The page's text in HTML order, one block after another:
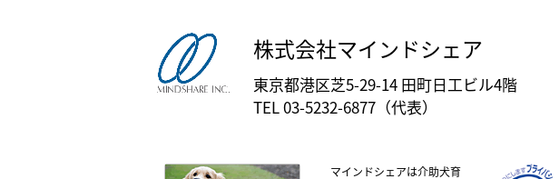
株式会社マインドシェア
東京都港区芝5-29-14 田町日工ビル4階
TEL 03-5232-6877（代表）
マインドシェアは介助犬育